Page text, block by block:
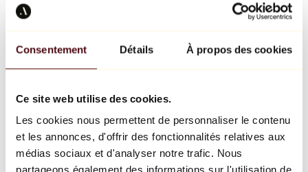
Consentement Détails À propos des cookies
Ce site web utilise des cookies.
Les cookies nous permettent de personnaliser le contenu
et les annonces, d'offrir des fonctionnalités relatives aux
médias sociaux et d'analyser notre trafic. Nous
partageons également des informations sur l'utilisation de
Richard Orlinski
Keith Haring
Jeff Koons
Jean-Michel Basquiat
Tous les designers
Œuvre de la semaine